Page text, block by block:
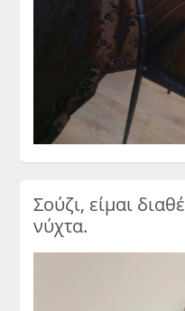
Σούζι, είμαι
νύχτα.